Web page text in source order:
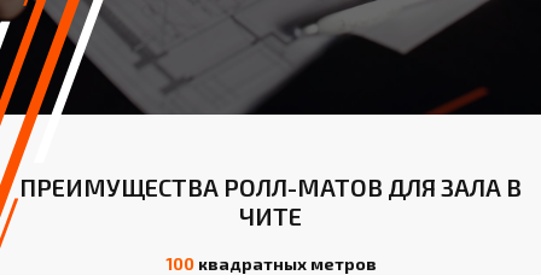
ПРЕИМУЩЕСТВА РОЛЛ-МАТОВ ДЛЯ ЗАЛА В
ЧИТЕ
100квадратных метров